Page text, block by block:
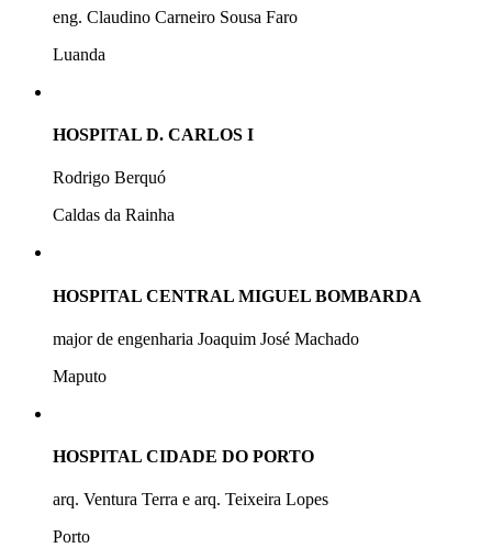
eng. Claudino Carneiro Sousa Faro
Luanda
HOSPITAL D. CARLOS I
Rodrigo Berquó
Caldas da Rainha
HOSPITAL CENTRAL MIGUEL BOMBARDA
major de engenharia Joaquim José Machado
Maputo
HOSPITAL CIDADE DO PORTO
arq. Ventura Terra e arq. Teixeira Lopes
Porto